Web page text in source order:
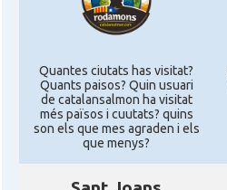
Quantes ciutats has visitat?
Quants paisos? Quin usuari
de catalansalmon ha visitat
més països i cuutats? quins
son els que mes agraden i els
que menys?